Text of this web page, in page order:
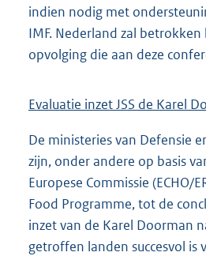
indien nodig met
IMF. Nederland zal
opvolging die aan deze
Evaluatie inzet JSS de Karel
De ministeries van Defensie
zijn, onder andere op basis
Europese Commissie (ECHO/
Food Programme, tot de
inzet van de Karel Doorman
getroffen landen succesvol is